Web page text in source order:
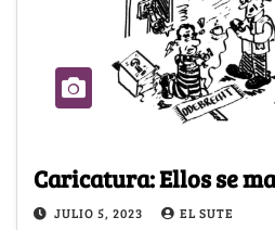
Caricatura: Ellos se
JULIO 5, 2023 EL SUTE